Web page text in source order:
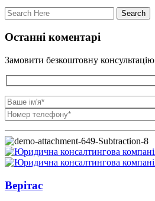
Останні коментарі
Замовити безкоштовну консультацію
Верітас